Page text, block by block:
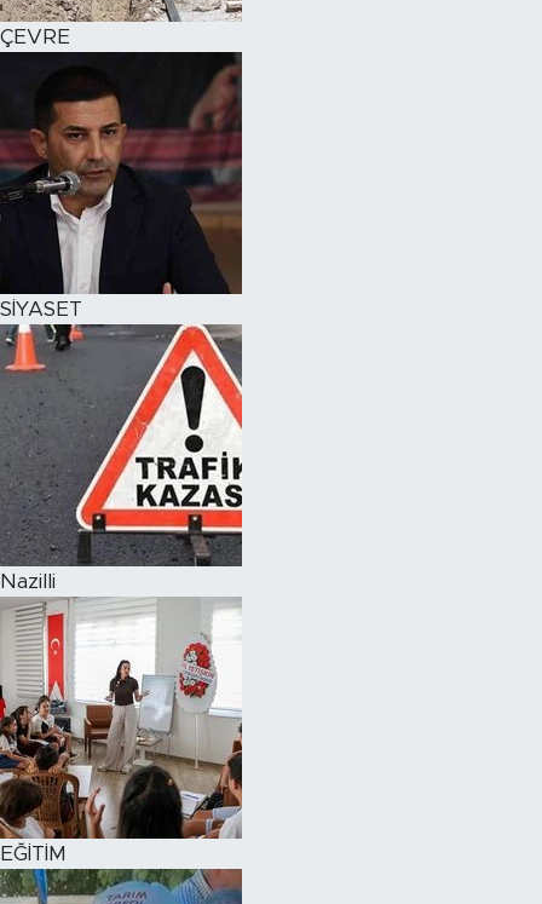
ÇEVRE
SİYASET
Nazilli
EĞİTİM